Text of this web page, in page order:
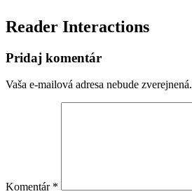
Reader Interactions
Pridaj komentár
Vaša e-mailová adresa nebude zverejnená.
Komentár *